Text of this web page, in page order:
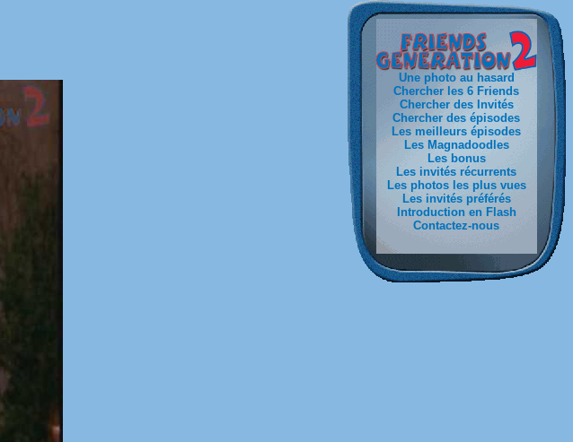
Une photo au hasard
Chercher les 6 Friends
Chercher des Invités
Chercher des épisodes
Les meilleurs épisodes
Les Magnadoodles
Les bonus
Les invités récurrents
Les photos les plus vues
Les invités préférés
Introduction en Flash
Contactez-nous